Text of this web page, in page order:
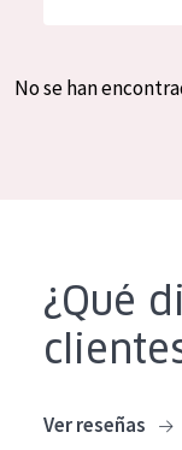
Crema de día
Crema de noche
Spanish
No se han
¿Qué
Ver reseñas